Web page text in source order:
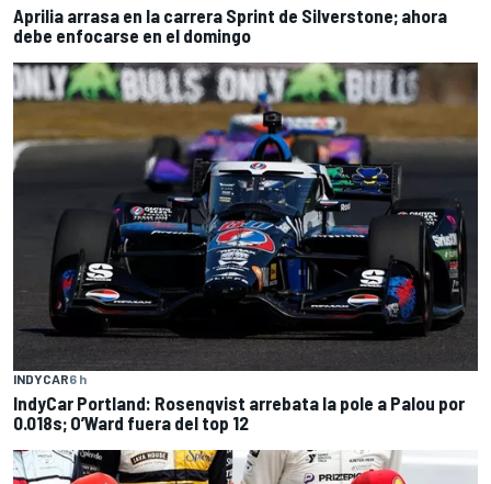
Aprilia arrasa en la carrera Sprint de Silverstone; ahora
debe enfocarse en el domingo
INDYCAR6 h
IndyCar Portland: Rosenqvist arrebata la pole a Palou por
0.018s; O’Ward fuera del top 12